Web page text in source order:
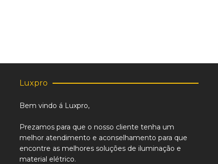
Luxpro
Bem vindo á Luxpro,
Prezamos para que o nosso cliente tenha um
melhor atendimento e aconselhamento para que
encontre as melhores soluções de iluminação e
material elétrico.